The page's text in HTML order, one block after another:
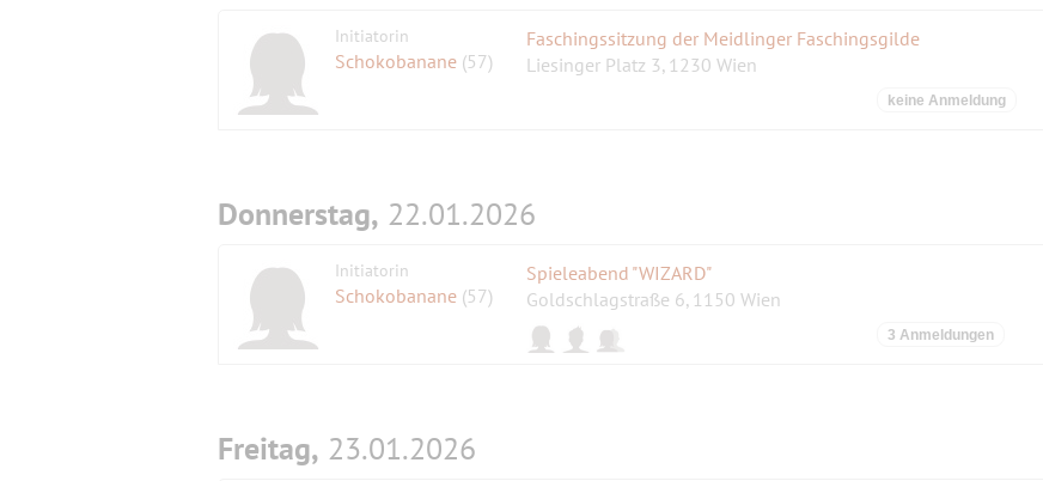
Initiatorin
Schokobanane (57)
Faschingssitzung der Meidlinger Faschingsgilde
Liesinger Platz 3, 1230 Wien
keine Anmeldung
Donnerstag, 22.01.2026
Initiatorin
Schokobanane (57)
Spieleabend "WIZARD"
Goldschlagstraße 6, 1150 Wien
3 Anmeldungen
Freitag, 23.01.2026